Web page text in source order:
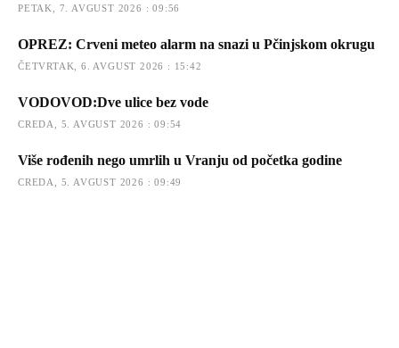
PETAK, 7. AVGUST 2026 : 09:56
OPREZ: Crveni meteo alarm na snazi u Pčinjskom okrugu
ČETVRTAK, 6. AVGUST 2026 : 15:42
VODOVOD:Dve ulice bez vode
CREDA, 5. AVGUST 2026 : 09:54
Više rođenih nego umrlih u Vranju od početka godine
CREDA, 5. AVGUST 2026 : 09:49